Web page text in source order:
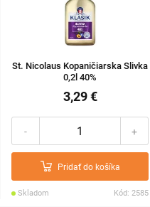
St. Nicolaus Kopaničiarska Slivka
0,2l 40%
3,29 €
- +
Pridať do košíka
Skladom Kód: 2585